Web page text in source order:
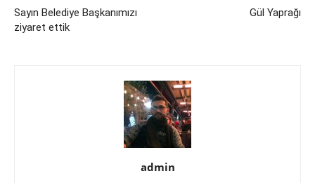
Sayın Belediye Başkanımızı
ziyaret ettik
Gül Yaprağı
admin